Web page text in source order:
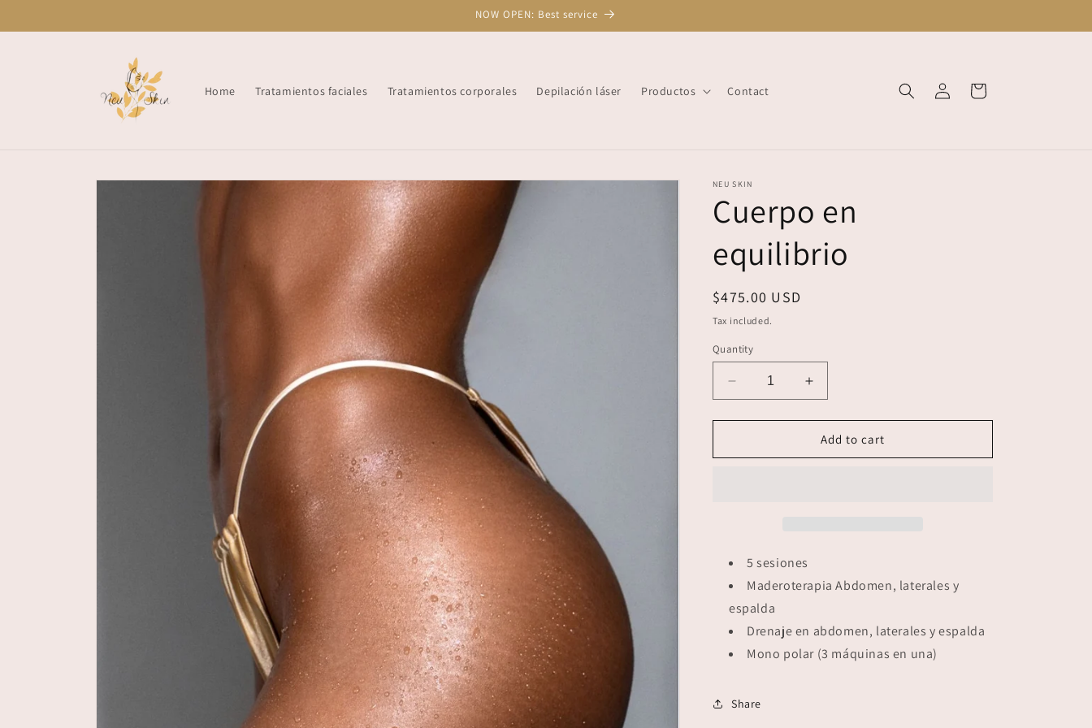
NOW OPEN: Best service
Home Tratamientos faciales Tratamientos corporales Depilación láser Productos Contact
in
Cart
Skip to
NEU SKIN
Cuerpo en
equilibrio
Regular
price
$475.00 USD
Tax included.
Quantity
Decrease
quantity
for
en
Increase
quantity
for
Cuerpo
en
Add to cart
5 sesiones
Maderoterapia Abdomen, laterales y
espalda
Drenaje en abdomen, laterales y espalda
Mono polar (3 máquinas en una)
Share